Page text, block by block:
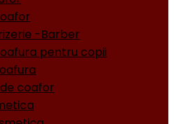
-Barber
pentru copii
coafor